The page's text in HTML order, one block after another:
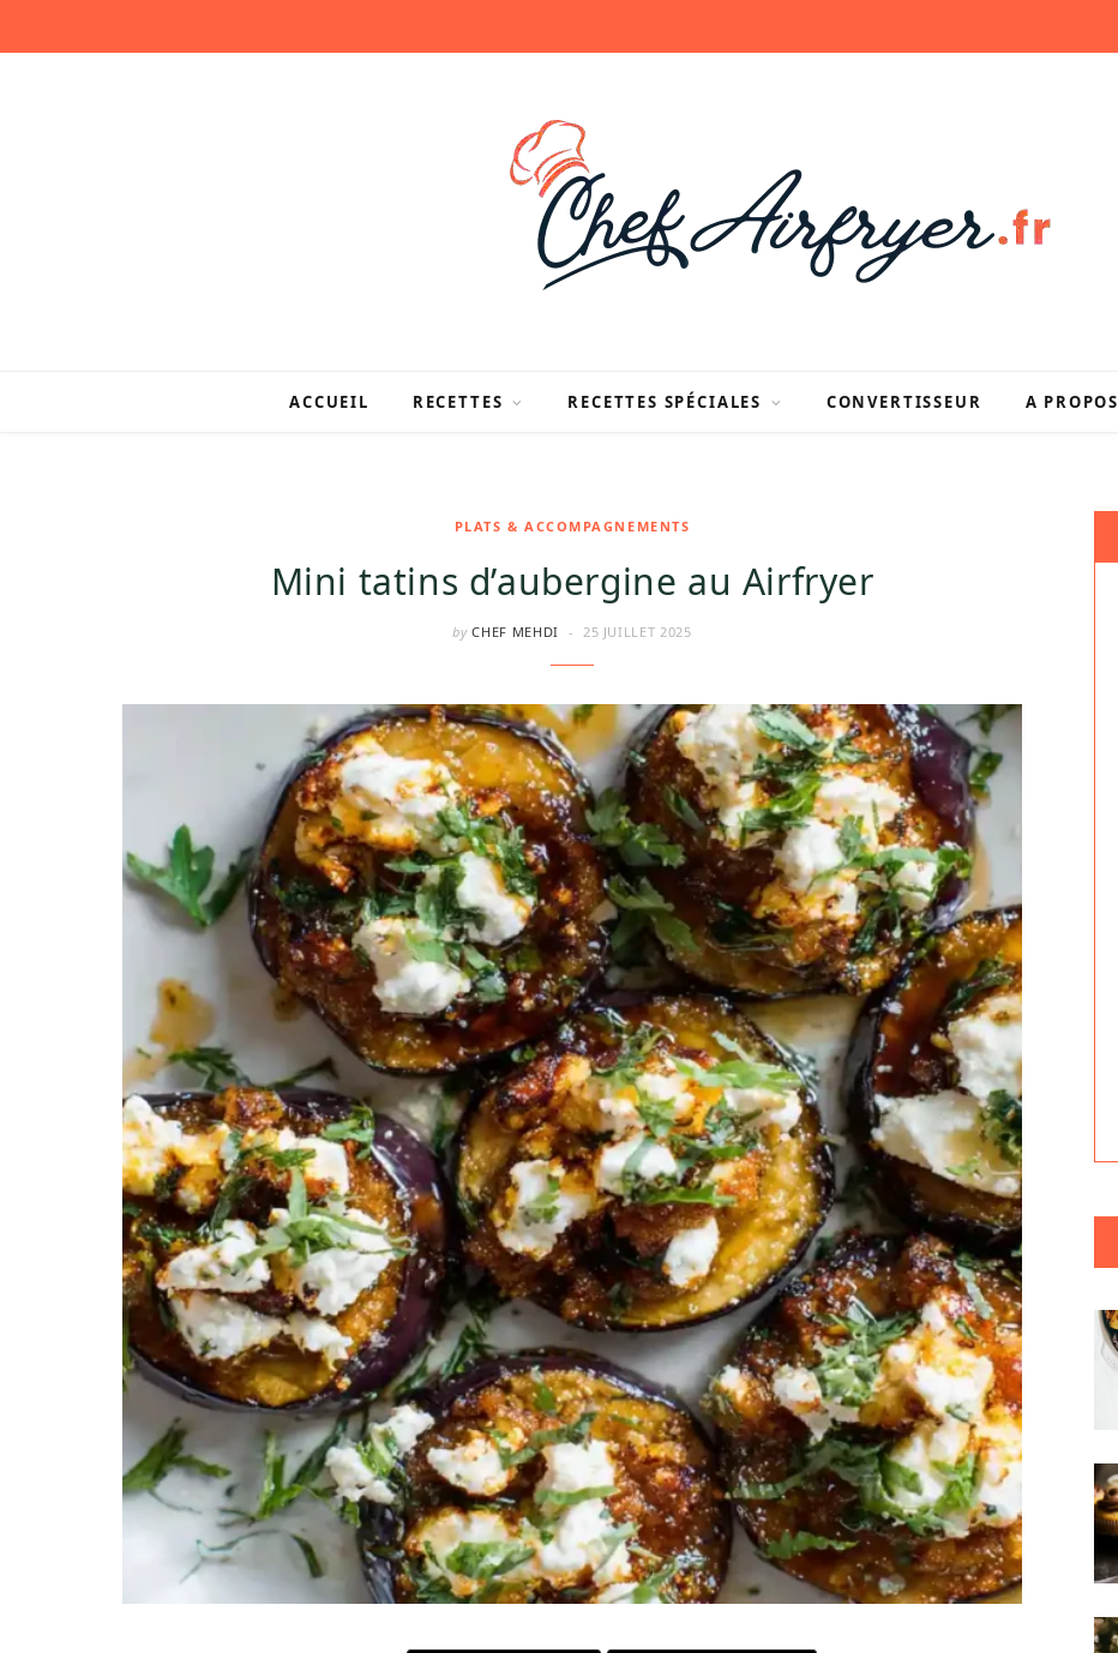
ACCUEIL RECETTES RECETTES SPÉCIALES CONVERTISSEUR A PROPOS
PLATS & ACCOMPAGNEMENTS
Mini tatins d’aubergine au Airfryer
by CHEF MEHDI 25 JUILLET 2025